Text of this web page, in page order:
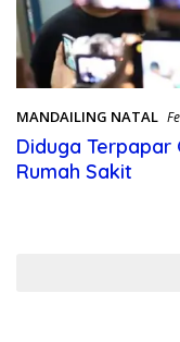
MANDAILING NATAL
Diduga Terpapar
Rumah Sakit